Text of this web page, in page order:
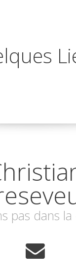
pas dans la